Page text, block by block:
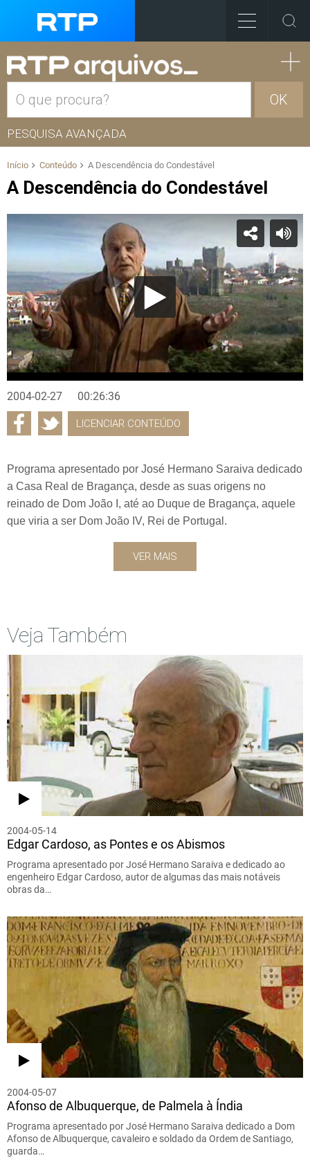
OK
PESQUISA AVANÇADA
Início Conteúdo A Descendência do Condestável
A Descendência do Condestável
2004-02-27 00:26:36
LICENCIAR CONTEÚDO
Programa apresentado por José Hermano Saraiva dedicado
a Casa Real de Bragança, desde as suas origens no
reinado de Dom João I, até ao Duque de Bragança, aquele
que viria a ser Dom João IV, Rei de Portugal.
VER MAIS
Veja Também
2004-05-14
Edgar Cardoso, as Pontes e os Abismos
Programa apresentado por José Hermano Saraiva e dedicado ao
engenheiro Edgar Cardoso, autor de algumas das mais notáveis
obras da…
2004-05-07
Afonso de Albuquerque, de Palmela à Índia
Programa apresentado por José Hermano Saraiva dedicado a Dom
Afonso de Albuquerque, cavaleiro e soldado da Ordem de Santiago,
guarda…